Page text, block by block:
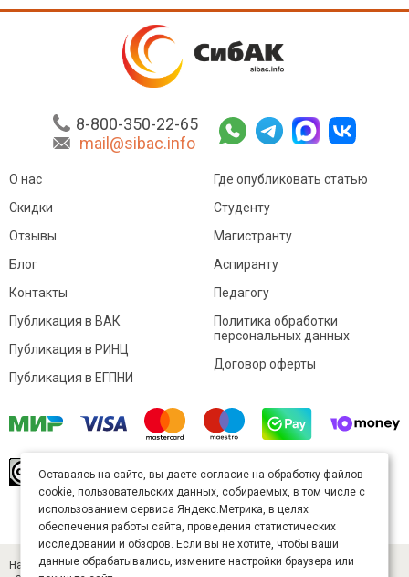
8-800-350-22-65
mail@sibac.info
О нас
Скидки
Отзывы
Блог
Контакты
Где опубликовать статью
Студенту
Магистранту
Аспиранту
Педагогу
Публикация в ВАК
Публикация в РИНЦ
Публикация в ЕГПНИ
Политика обработки
персональных данных
Договор оферты
произведение доступно полицензии Creative
Commons «Attribution» («Атрибуция») 4.0
Непортированная.
Карта сайта
Научный журнал «Студенческий» (ISSN 2541-9412). Издатель — ООО
Оставаясь на сайте, вы даете согласие на обработку файлов
cookie, пользовательских данных, собираемых, в том числе с
использованием сервиса Яндекс.Метрика, в целях
обеспечения работы сайта, проведения статистических
исследований и обзоров. Если вы не хотите, чтобы ваши
данные обрабатывались, измените настройки браузера или